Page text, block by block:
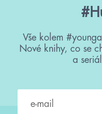
Vše kolem
Nové knihy, co se
a